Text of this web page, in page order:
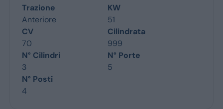
Trazione
Anteriore
KW
51
CV
70
Cilindrata
999
N° Cilindri
3
N° Porte
5
N° Posti
4